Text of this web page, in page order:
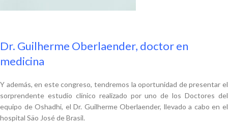
Dr. Guilherme Oberlaender, doctor en
medicina
Y además, en este congreso, tendremos la oportunidad de presentar el
sorprendente estudio clínico realizado por uno de los Doctores del
equipo de Oshadhi, el Dr. Guilherme Oberlaender, llevado a cabo en el
hospital Säo José de Brasil.